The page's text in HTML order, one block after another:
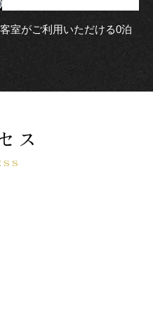
室がご利用いただける0泊
ス